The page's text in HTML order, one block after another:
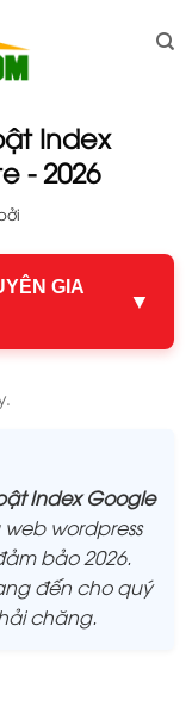
Index
- 2026
GIA
▼
Index Google
wordpress
bảo 2026.
đến cho quý
chăng.